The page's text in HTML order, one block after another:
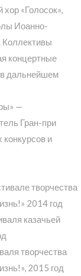
«Голосок»,
Иоанно-
Коллективы
концертные
в дальнейшем
—
Гран-при
конкурсов и
творчества
2014 год
казачьей
творчества
2015 год